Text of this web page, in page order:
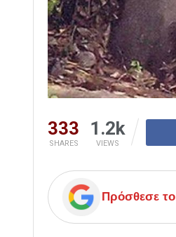
333
SHARES
1.2k
VIEWS
Πρόσθεσε το